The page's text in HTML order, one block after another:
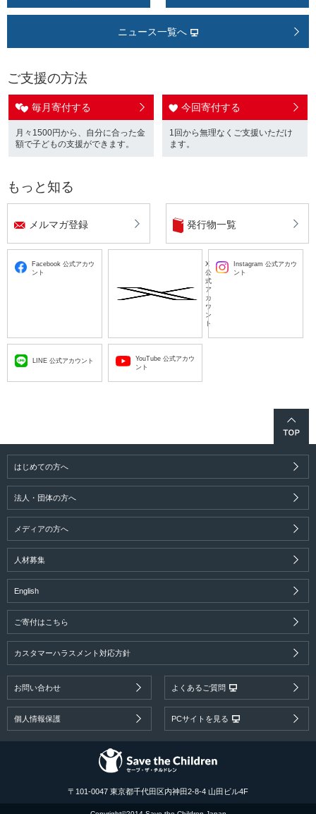
ニュース一覧へ
ご支援の方法
毎月寄付する
月々1500円から、自分に合った金
額で子どもの支援ができます。
今回寄付する
1回から無理なくご支援いただけ
ます。
もっと知る
メルマガ登録 発行物一覧
Facebook 公式アカウ
ント
X
公
式
ア
カ
ウ
ン
ト
Instagram 公式アカウ
ント
LINE 公式アカウント
YouTube 公式アカウ
ント
はじめての方へ
法人・団体の方へ
メディアの方へ
人材募集
English
ご寄付はこちら
カスタマーハラスメント対応方針
お問い合わせ よくあるご質問
個人情報保護 PCサイトを見る
〒101-0047 東京都千代田区内神田2-8-4 山田ビル4F